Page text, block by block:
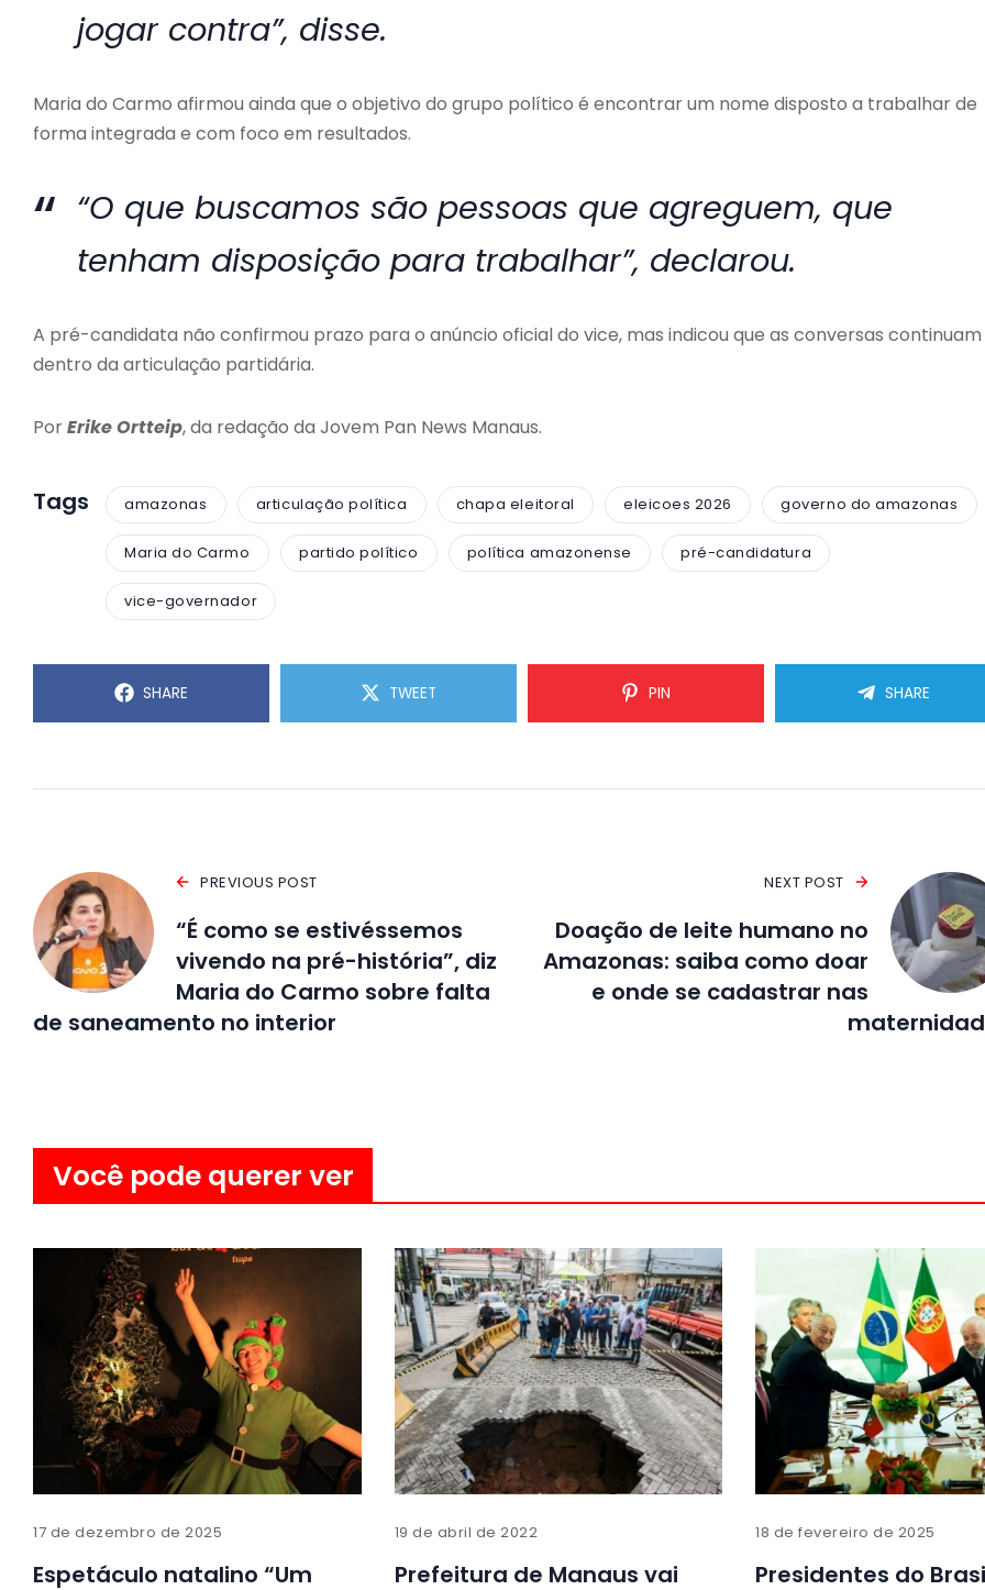
jogar contra”, disse.
Maria do Carmo afirmou ainda que o objetivo do grupo político é encontrar um nome disposto a trabalhar de
forma integrada e com foco em resultados.
“O que buscamos são pessoas que agreguem, que
tenham disposição para trabalhar”, declarou.
A pré-candidata não confirmou prazo para o anúncio oficial do vice, mas indicou que as conversas continuam
dentro da articulação partidária.
PorErike Ortteip, da redação da Jovem Pan News Manaus.
Tags amazonas articulação política chapa eleitoral eleicoes 2026 governo do amazonas
Maria do Carmo partido político política amazonense pré-candidatura
vice-governador
SHARE TWEET PIN SHARE
PREVIOUS POST
“É como se estivéssemos
vivendo na pré-história”, diz
Maria do Carmo sobre falta
de saneamento no interior
NEXT POST
Doação de leite humano no
Amazonas: saiba como doar
e onde se cadastrar nas
Você pode querer ver
17 de dezembro de 2025
Espetáculo natalino “Um
19 de abril de 2022
Prefeitura de Manaus vai
18 de fevereiro de 2025
Presidentes do